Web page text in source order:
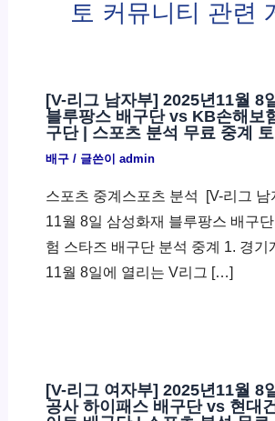
토 커뮤니티 관련
[V-리그 남자부] 2025년11월 8
블루팡스 배구단 vs KB손해보
구단 | 스포츠 분석 무료 중계
배구/ 글쓴이 admin
스포츠 중계스포츠 분석 ​ [V-리그 남
11월 8일 삼성화재 블루팡스 배구
험 스타즈 배구단 분석 중계 1. 경기
11월 8일에 열리는 V리그 […]
[V-리그 여자부] 2025년11월 8
공사 하이패스 배구단 vs 현대